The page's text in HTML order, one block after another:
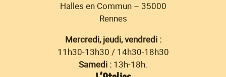
Halles en Commun – 35000
Rennes
Mercredi, jeudi, vendredi :
11h30-13h30 / 14h30-18h30
Samedi : 13h-18h.